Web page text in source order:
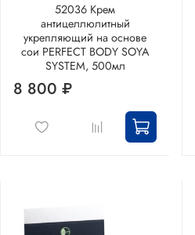
52036 Крем
антицеллюлитный
укрепляющий на основе
сои PERFECT BODY SOYA
SYSTEM, 500мл
8 800 ₽